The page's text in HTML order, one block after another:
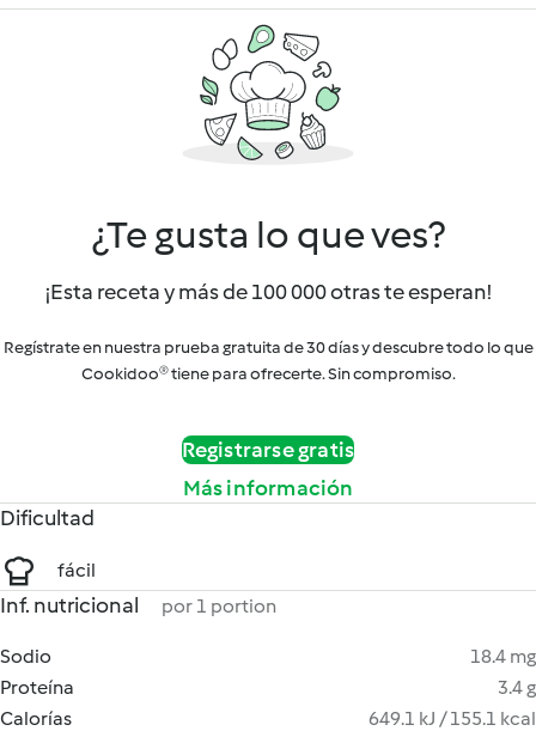
¿Te gusta lo que ves?
¡Esta receta y más de 100 000 otras te esperan!
Regístrate en nuestra prueba gratuita de 30 días y descubre todo lo que
Cookidoo® tiene para ofrecerte. Sin compromiso.
Registrarse gratis
Más información
Dificultad
fácil
Inf. nutricional por 1 portion
Sodio
18.4 mg
Proteína
3.4 g
Calorías
649.1 kJ / 155.1 kcal